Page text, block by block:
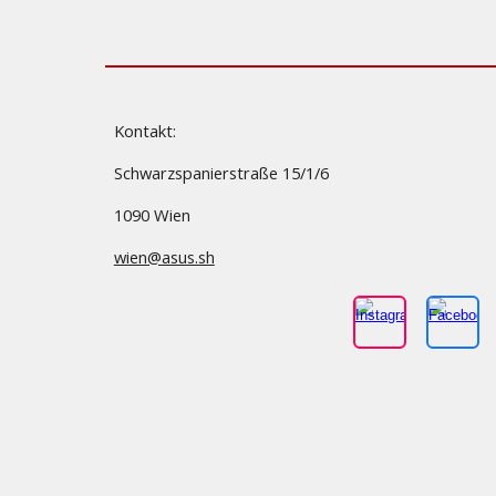
Kontakt:
Schwarzspanierstraße 15/1/6
1090 Wien
wien@asus.sh